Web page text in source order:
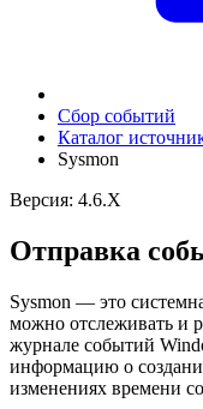
Сбор событий
Каталог
Sysmon
Версия: 4.6.X
Отправка
Sysmon — это
можно отслеживать и
журнале событий
информацию о
изменениях времени